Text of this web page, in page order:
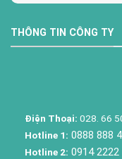
THÔNG TIN CÔNG TY
Điện Thoại: 028. 66
Hotline 1: 0888 888
Hotline 2: 0914 2222